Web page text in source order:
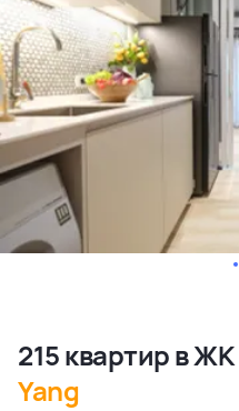
215 квартир в ЖК
Yang